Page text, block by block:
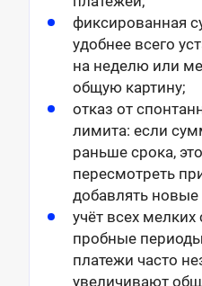
фиксированная
удобнее всего
на неделю или
общую картину;
отказ от
лимита: если
раньше срока,
пересмотреть
добавлять новые
учёт всех
пробные
платежи часто
увеличивают